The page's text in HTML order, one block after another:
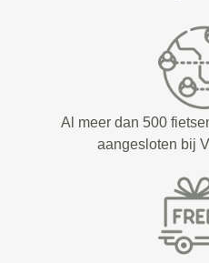
Al meer dan 500
aangesloten bij